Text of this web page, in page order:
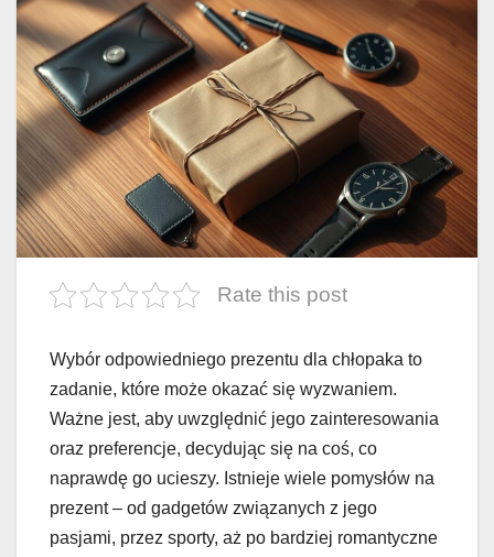
Rate this post
Wybór odpowiedniego prezentu dla chłopaka to
zadanie, które może okazać się wyzwaniem.
Ważne jest, aby uwzględnić jego zainteresowania
oraz preferencje, decydując się na coś, co
naprawdę go ucieszy. Istnieje wiele pomysłów na
prezent – od gadgetów związanych z jego
pasjami, przez sporty, aż po bardziej romantyczne